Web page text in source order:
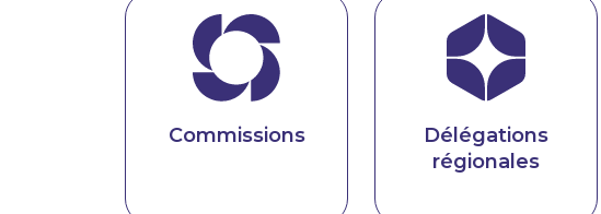
Commissions
Délégations
régionales